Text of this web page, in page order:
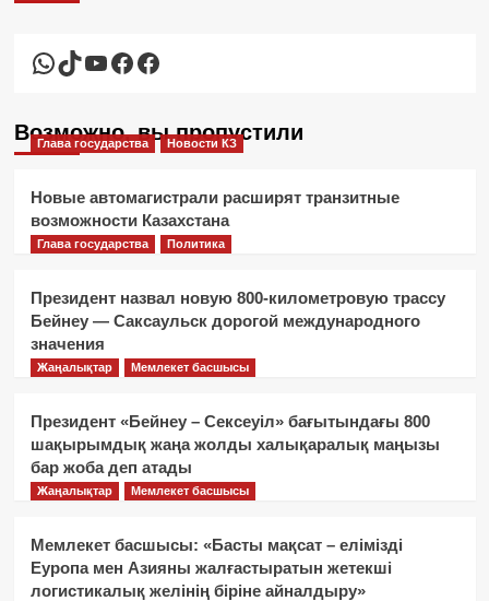
WhatsApp
TikTok
YouTube
Facebook
Facebook
Возможно, вы пропустили
Глава государства Новости КЗ
Новые автомагистрали расширят транзитные
возможности Казахстана
Глава государства Политика
Президент назвал новую 800-километровую трассу
Бейнеу — Саксаульск дорогой международного
значения
Жаңалықтар Мемлекет басшысы
Президент «Бейнеу – Сексеуіл» бағытындағы 800
шақырымдық жаңа жолды халықаралық маңызы
бар жоба деп атады
Жаңалықтар Мемлекет басшысы
Мемлекет басшысы: «Басты мақсат – елімізді
Еуропа мен Азияны жалғастыратын жетекші
логистикалық желінің біріне айналдыру»